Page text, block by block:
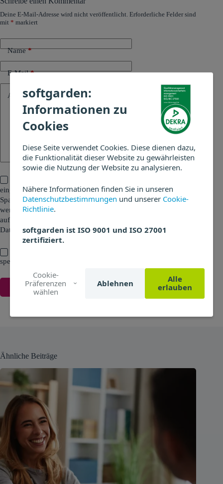
softgarden:
Informationen zu
Cookies
Diese Seite verwendet Cookies. Diese dienen dazu,
die Funktionalität dieser Website zu gewährleisten
sowie die Nutzung der Website zu analysieren.
Nähere Informationen finden Sie in unseren
Datenschutzbestimmungen und unserer Cookie-
Richtlinie.
softgarden ist ISO 9001 und ISO 27001
zertifiziert.
Cookie-
Präferenzen
wählen
Ablehnen
Alle
erlauben
Deine E-Mail-Adresse wird nicht veröffentlicht. Erforderliche Felder sind
mit * markiert
Name*
E-Mail*
Add Comment *
eingegebenen Daten und meine IP-Adresse zum Zweck der
Spamvermeidung überprüft und gespeichert werden. Weiterhin
werden die eingegebenen Daten genutzt, um Kontakt mit mir
aufzunehmen. Alle Details können Sie in der
Datenschutzerklärungnachlesen.
speichern, bis ich wieder kommentiere.
Kommentar absenden
Ähnliche Beiträge